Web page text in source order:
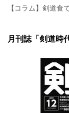
【コラム】剣道食
月刊誌「剣道時